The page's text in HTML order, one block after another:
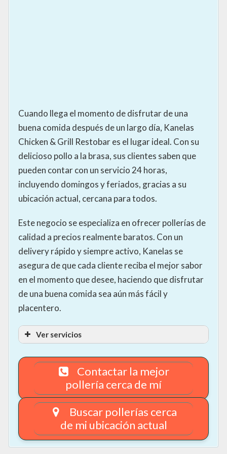
Cuando llega el momento de disfrutar de una
buena comida después de un largo día, Kanelas
Chicken & Grill Restobar es el lugar ideal. Con su
delicioso pollo a la brasa, sus clientes saben que
pueden contar con un servicio 24 horas,
incluyendo domingos y feriados, gracias a su
ubicación actual, cercana para todos.
Este negocio se especializa en ofrecer pollerías de
calidad a precios realmente baratos. Con un
delivery rápido y siempre activo, Kanelas se
asegura de que cada cliente reciba el mejor sabor
en el momento que desee, haciendo que disfrutar
de una buena comida sea aún más fácil y
placentero.
Ver servicios
Contactar la mejor
pollería cerca de mí
Buscar pollerías cerca
de mi ubicación actual